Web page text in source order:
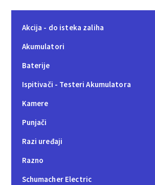
Akcija - do isteka zaliha
Akumulatori
Baterije
Ispitivači - Testeri Akumulatora
Kamere
Punjači
Razi uređaji
Razno
Schumacher Electric